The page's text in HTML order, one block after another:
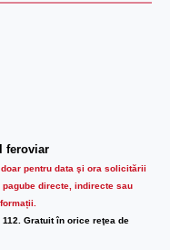
feroviar
pentru data şi ora solicitării
directe, indirecte sau
Gratuit în orice reţea de